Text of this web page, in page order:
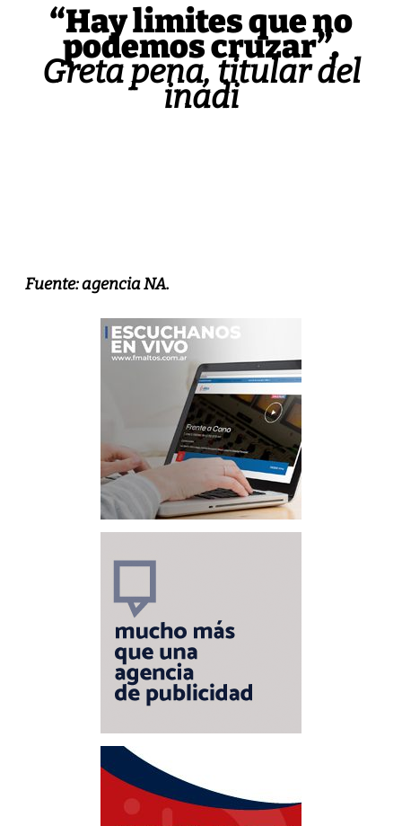
“Hay limites que no
podemos cruzar”.
Greta pena, titular del
inadi
Fuente: agencia NA.